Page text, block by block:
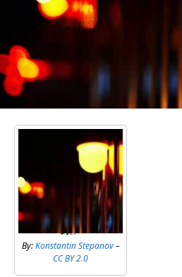
By:Konstantin Stepanov–
CC BY 2.0